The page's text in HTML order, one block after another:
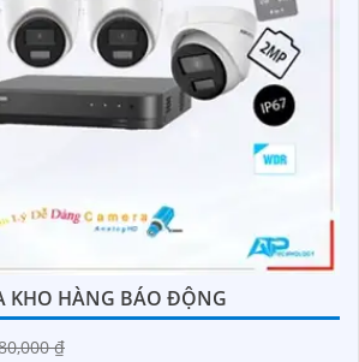
KHO HÀNG BÁO ĐỘNG
₫